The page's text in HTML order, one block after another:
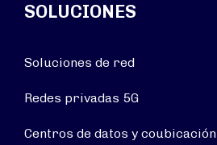
SOLUCIONES
Soluciones de red
Redes privadas 5G
Centros de datos y coubicación